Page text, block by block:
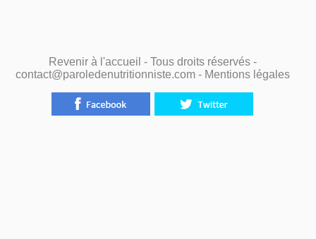
Revenir à l'accueil - Tous droits réservés -
contact@paroledenutritionniste.com - Mentions légales